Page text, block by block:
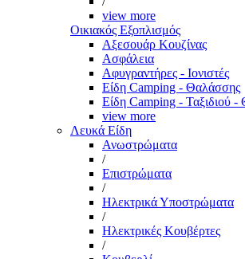
view more
Οικιακός Εξοπλισμός
Αξεσουάρ Κουζίνας
Ασφάλεια
Αφυγραντήρες - Ιονιστές
Είδη Camping - Θαλάσσης
Είδη Camping - Ταξιδιού
view more
Λευκά Είδη
Ανωστρώματα
/
Επιστρώματα
/
Ηλεκτρικά Υποστρώματα
/
Ηλεκτρικές Κουβέρτες
/